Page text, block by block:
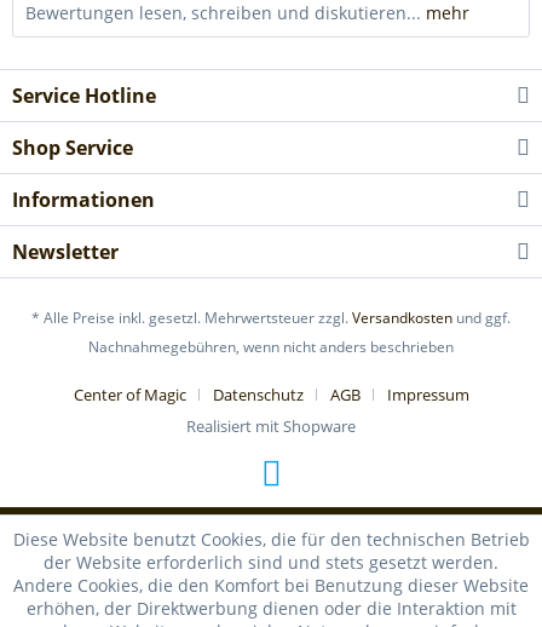
Bewertungen lesen, schreiben und diskutieren... mehr
Service Hotline
Shop Service
Informationen
Newsletter
* Alle Preise inkl. gesetzl. Mehrwertsteuer zzgl.Versandkosten und ggf.
Nachnahmegebühren, wenn nicht anders beschrieben
Center of Magic Datenschutz AGB
Impressum
Realisiert mit Shopware
Diese Website benutzt Cookies, die für den technischen Betrieb
der Website erforderlich sind und stets gesetzt werden.
Andere Cookies, die den Komfort bei Benutzung dieser Website
erhöhen, der Direktwerbung dienen oder die Interaktion mit